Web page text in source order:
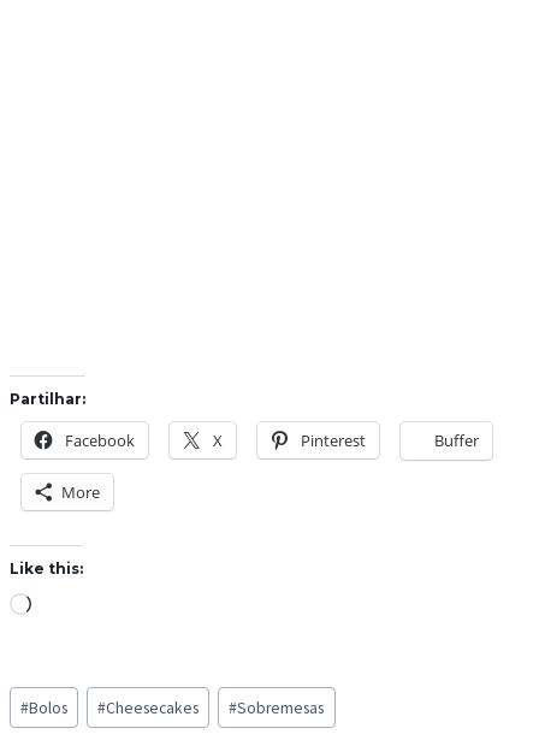
Partilhar:
Facebook X Pinterest Buffer
More
Like this:
L
d
i
Post
Tags:
#Bolos #Cheesecakes #Sobremesas